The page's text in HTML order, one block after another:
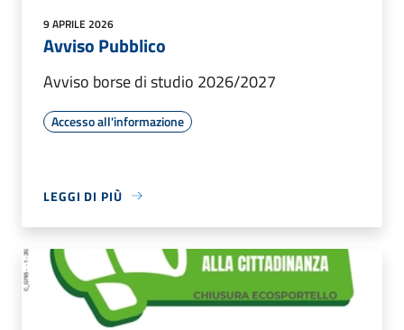
9 APRILE 2026
Avviso Pubblico
Avviso borse di studio 2026/2027
Accesso all'informazione
LEGGI DI PIÙ